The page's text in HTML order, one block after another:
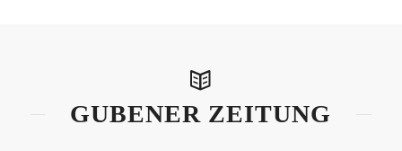
GUBENER ZEITUNG